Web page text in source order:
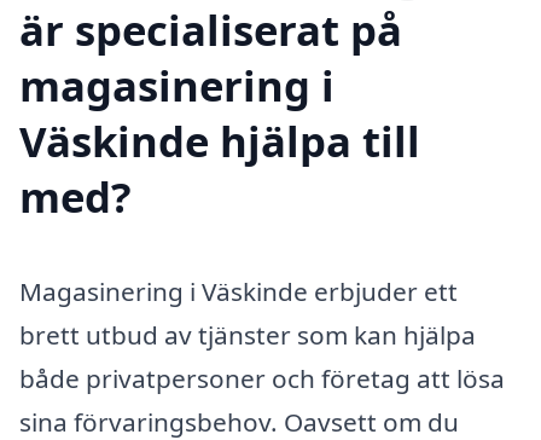
är specialiserat på
magasinering i
Väskinde hjälpa till
med?
Magasinering i Väskinde erbjuder ett
brett utbud av tjänster som kan hjälpa
både privatpersoner och företag att lösa
sina förvaringsbehov. Oavsett om du